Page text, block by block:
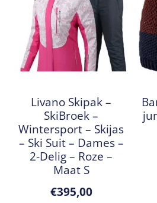
Livano Skipak –
SkiBroek –
Wintersport – Skijas
– Ski Suit – Dames –
2-Delig – Roze –
Maat S
€395,00